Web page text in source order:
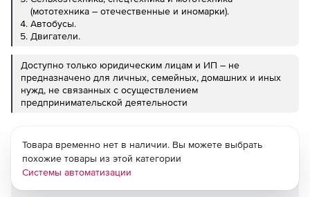
(мототехника – отечественные и иномарки).
Автобусы.
Двигатели.
Доступно только юридическим лицам и ИП – не
предназначено для личных, семейных, домашних и иных
нужд, не связанных с осуществлением
предпринимательской деятельности
Товара временно нет в наличии. Вы можете выбрать
похожие товары из этой категории
Системы автоматизации